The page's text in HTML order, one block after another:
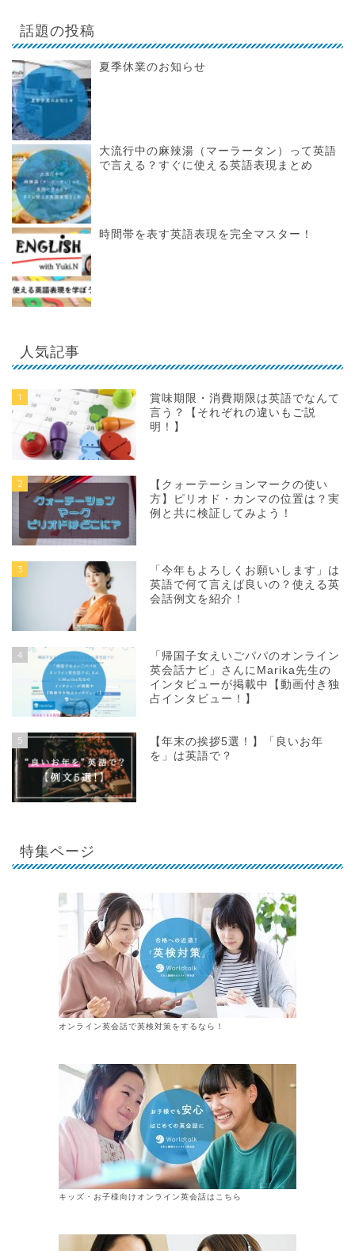
話題の投稿
夏季休業のお知らせ
大流行中の麻辣湯（マーラータン）って英語
で言える？すぐに使える英語表現まとめ
時間帯を表す英語表現を完全マスター！
人気記事
1
賞味期限・消費期限は英語でなんて
言う？【それぞれの違いもご説
明！】
2
【クォーテーションマークの使い
方】ピリオド・カンマの位置は？実
例と共に検証してみよう！
3
「今年もよろしくお願いします」は
英語で何て言えば良いの？使える英
会話例文を紹介！
4
「帰国子女えいごパパのオンライン
英会話ナビ」さんにMarika先生の
インタビューが掲載中【動画付き独
占インタビュー！】
5
【年末の挨拶5選！】「良いお年
を」は英語で？
特集ページ
オンライン英会話で英検対策をするなら！
キッズ・お子様向けオンライン英会話はこちら